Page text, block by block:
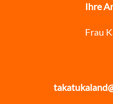
Ihre
Frau